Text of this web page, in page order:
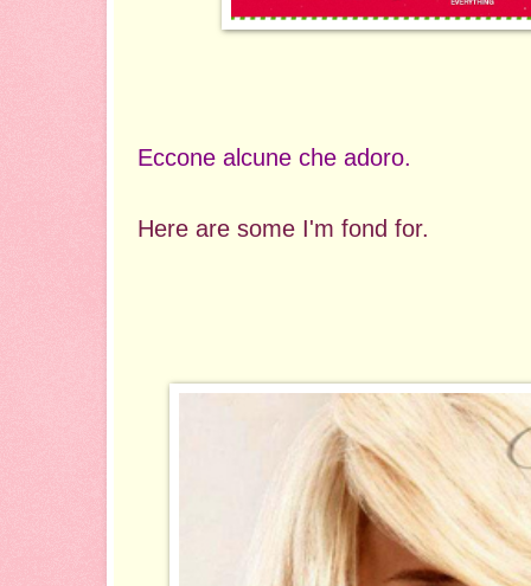
Eccone alcune che adoro.
Here are some I'm fond for.